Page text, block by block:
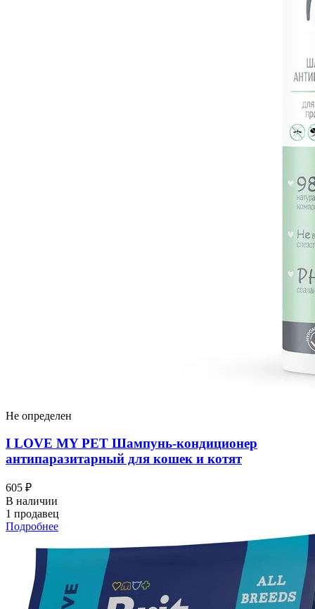
Не определен
I LOVЕ MY PET Шампунь-кондиционер
антипаразитарный для кошек и котят
605 ₽
В наличии
1 продавец
Подробнее